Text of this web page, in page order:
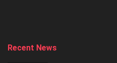
Recent News